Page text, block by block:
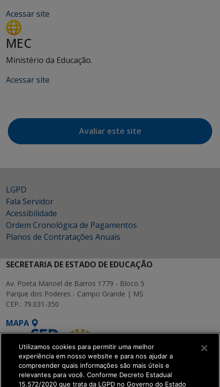
Acessar site
MEC
Ministério da Educação.
Acessar site
Avaliar este site
LGPD
Fala Servidor
Acessibilidade
Ordem Cronológica de Pagamentos
Planos de Contratações Anuais
SECRETARIA DE ESTADO DE EDUCAÇÃO
Av. Poeta Manoel de Barros 1779 - Bloco 5
Parque dos Poderes - Campo Grande | MS
CEP.: 79.031-350
MAPA
Utilizamos cookies para permitir uma melhor
experiência em nosso website e para nos ajudar a
compreender quais informações são mais úteis e
relevantes para você. Conforme Decreto Estadual
15.572/2020 que trata da LGPD no Governo do Estado